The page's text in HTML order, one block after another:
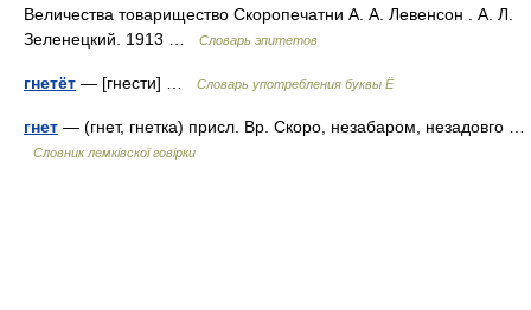
Величества товарищество Скоропечатни А. А. Левенсон . А. Л.
Зеленецкий. 1913 …
Словарь эпитетов
гнетёт — [гнести] … Словарь употребления буквы Ё
гнет — (гнет, гнетка) присл. Вр. Скоро, незабаром, незадовго …
Словник лемківскої говірки